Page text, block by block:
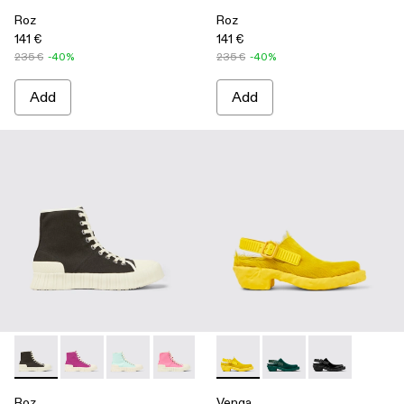
Roz
141 €
235 € -40%
Add
Roz
141 €
235 € -40%
Add
Roz - A700002-001 - Black recycled cotton sneakers
Roz - A700002-006
Roz - A700002-005
Roz - A700002-004 - Pink
Roz - A700002-003 - Brown
Roz - A700002-002 -
Venga - A500007-003 -
Venga - A500007-
Venga -